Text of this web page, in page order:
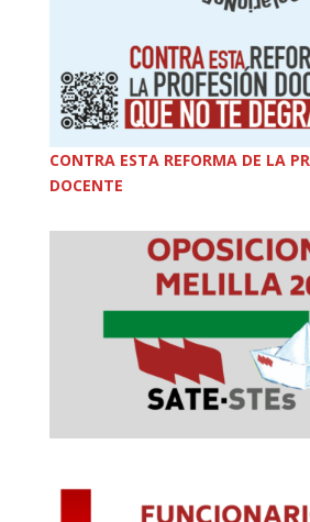
CONTRA ESTA REFORMA DE LA
DOCENTE